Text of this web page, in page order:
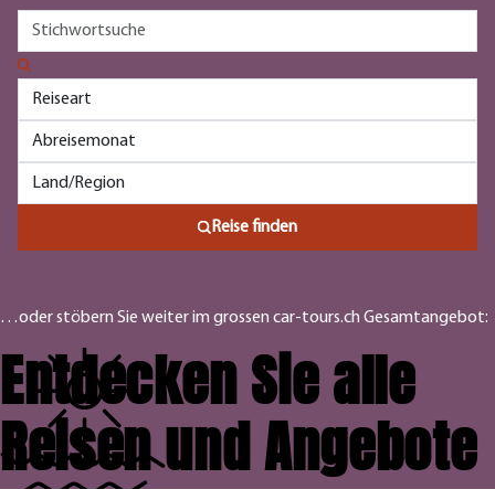
Reise finden
…oder stöbern Sie weiter im grossen car-tours.ch Gesamtangebot:
Entdecken Sie alle
Reisen und Angebote